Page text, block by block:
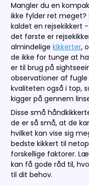
Mangler du en
ikke fylder ret meget?
kaldet en rejsekikkert
det første er
almindeligekikkerter,
de ikke for tunge at
er til brug på
observationer af
kvaliteten også i top,
kigger på gennem
Disse små
de er så små, at de
hvilket kan vise sig
bedste kikkert til
forskellige faktorer.
kan få gode råd til,
til dit behov.